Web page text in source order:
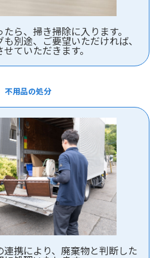
ら、掃き掃除に入ります。
別途、ご要望いただければ、
ていただきます。
不用品の処分
携により、廃棄物と判断した